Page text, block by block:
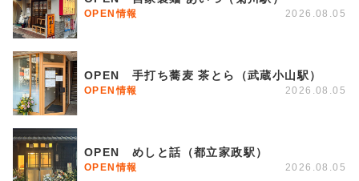
OPEN情報 2026.08.05
OPEN 手打ち蕎麦 茶とら（武蔵小山駅）
OPEN情報 2026.08.05
OPEN めしと話（都立家政駅）
OPEN情報 2026.08.05